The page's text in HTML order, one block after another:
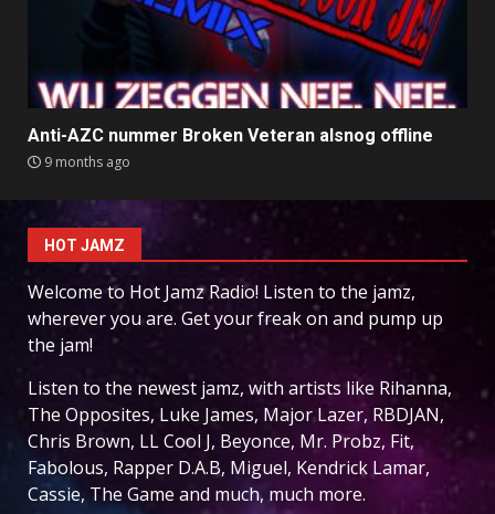
Anti-AZC nummer Broken Veteran alsnog offline
9 months ago
HOT JAMZ
Welcome to Hot Jamz Radio! Listen to the jamz,
wherever you are. Get your freak on and pump up
the jam!
Listen to the newest jamz, with artists like Rihanna,
The Opposites, Luke James, Major Lazer, RBDJAN,
Chris Brown, LL Cool J, Beyonce, Mr. Probz, Fit,
Fabolous, Rapper D.A.B, Miguel, Kendrick Lamar,
Cassie, The Game and much, much more.